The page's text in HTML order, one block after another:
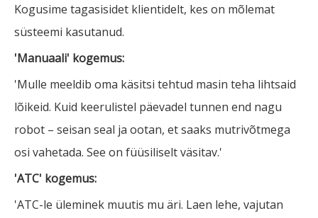
Kogusime tagasisidet klientidelt, kes on mõlemat
süsteemi kasutanud.
'Manuaali' kogemus:
'Mulle meeldib oma käsitsi tehtud masin teha lihtsaid
lõikeid. Kuid keerulistel päevadel tunnen end nagu
robot – seisan seal ja ootan, et saaks mutrivõtmega
osi vahetada. See on füüsiliselt väsitav.'
'ATC' kogemus:
'ATC-le üleminek muutis mu äri. Laen lehe, vajutan